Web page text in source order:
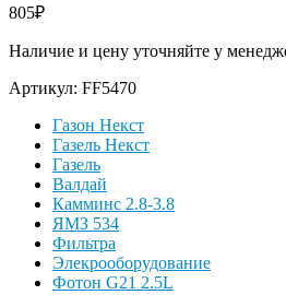
805₽
Наличие и цену уточняйте у
Артикул: FF5470
Газон Некст
Газель Некст
Газель
Валдай
Камминс 2.8-3.8
ЯМЗ 534
Фильтра
Элекрооборудование
Фотон G21 2.5L